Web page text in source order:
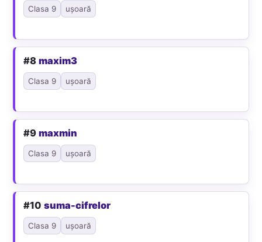
Clasa 9 ușoară
#8maxim3
Clasa 9 ușoară
#9maxmin
Clasa 9 ușoară
#10suma-cifrelor
Clasa 9 ușoară